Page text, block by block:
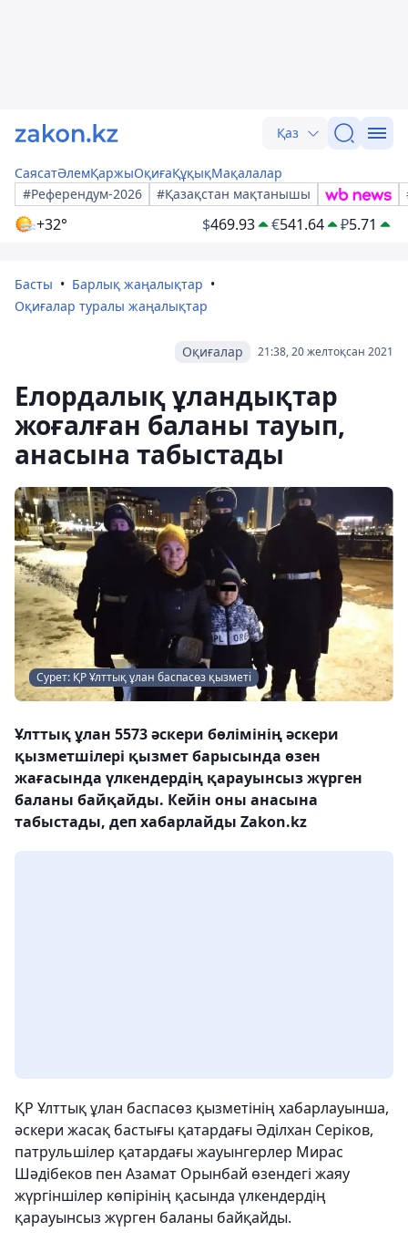
Қаз
СаясатӘлемҚаржыОқиғаҚұқықМақалалар
#Референдум-2026
#Қазақстан мақтанышы
+32° $469.93 €541.64 ₽5.71
Басты
Барлық жаңалықтар
Оқиғалар туралы жаңалықтар
21:38, 20 желтоқсан 2021
Оқиғалар
Елордалық ұландықтар
жоғалған баланы тауып,
анасына табыстады
Сурет: ҚР Ұлттық ұлан баспасөз қызметі
Ұлттық ұлан 5573 әскери бөлімінің әскери
қызметшілері қызмет барысында өзен
жағасында үлкендердің қарауынсыз жүрген
баланы байқайды. Кейін оны анасына
табыстады, деп хабарлайды Zakon.kz
ҚР Ұлттық ұлан баспасөз қызметінің хабарлауынша,
әскери жасақ бастығы қатардағы Әділхан Серіков,
патрульшілер қатардағы жауынгерлер Мирас
Шәдібеков пен Азамат Орынбай өзендегі жаяу
жүргіншілер көпірінің қасында үлкендердің
қарауынсыз жүрген баланы байқайды.